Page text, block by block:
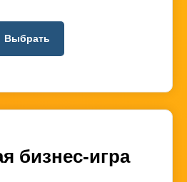
Выбрать
бизнес-игра